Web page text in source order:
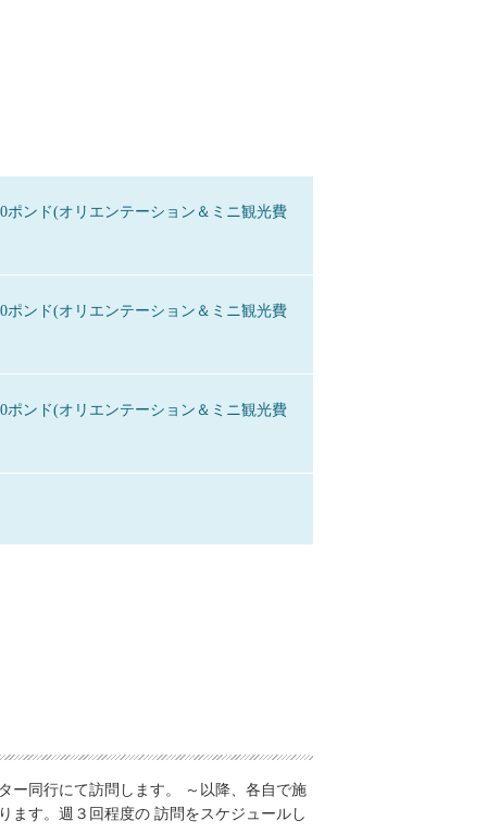
ポンド(オリエンテーション＆ミニ観光費
ポンド(オリエンテーション＆ミニ観光費
ポンド(オリエンテーション＆ミニ観光費
ー同行にて訪問します。 ～以降、各自で施
ます。週３回程度の 訪問をスケジュールし